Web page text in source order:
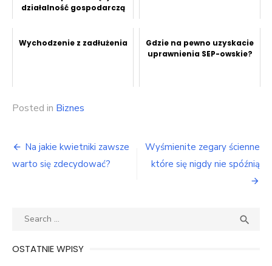
działalność gospodarczą
Wychodzenie z zadłużenia
Gdzie na pewno uzyskacie
uprawnienia SEP-owskie?
Posted in Biznes
Nawigacja
wpisu
Na jakie kwietniki zawsze
warto się zdecydować?
Wyśmienite zegary ścienne
które się nigdy nie spóźnią
Search

OSTATNIE WPISY